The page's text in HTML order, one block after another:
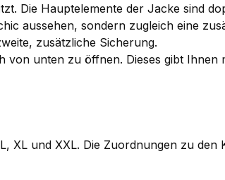
Die Hauptelemente der Jacke sind
aussehen, sondern zugleich eine
zusätzliche Sicherung.
von unten zu öffnen. Dieses gibt
XL und XXL. Die Zuordnungen zu